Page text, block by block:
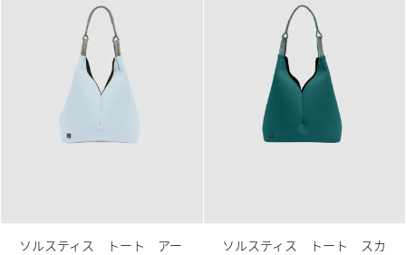
ソルスティス トート アー ソルスティス トート スカ